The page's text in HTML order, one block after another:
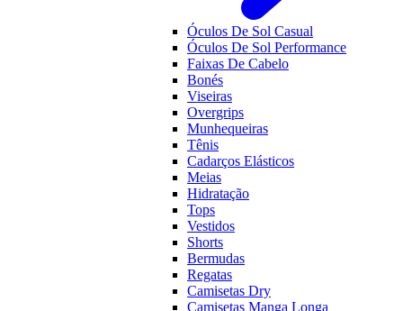
Óculos De Sol Casual
Óculos De Sol Performance
Faixas De Cabelo
Bonés
Viseiras
Overgrips
Munhequeiras
Tênis
Cadarços Elásticos
Meias
Hidratação
Tops
Vestidos
Shorts
Bermudas
Regatas
Camisetas Dry
Camisetas Manga Longa